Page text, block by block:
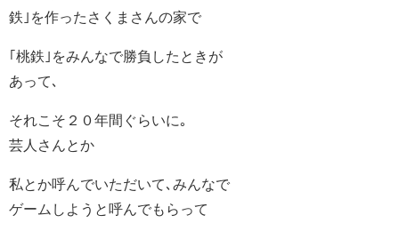
鉄｣を作ったさくまさんの家で
｢桃鉄｣をみんなで勝負したときが
あって､
それこそ２０年間ぐらいに｡
芸人さんとか
私とか呼んでいただいて､みんなで
ゲームしようと呼んでもらって